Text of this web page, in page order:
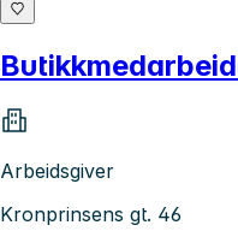
Arbeidsgiver
Kronprinsens gt. 46